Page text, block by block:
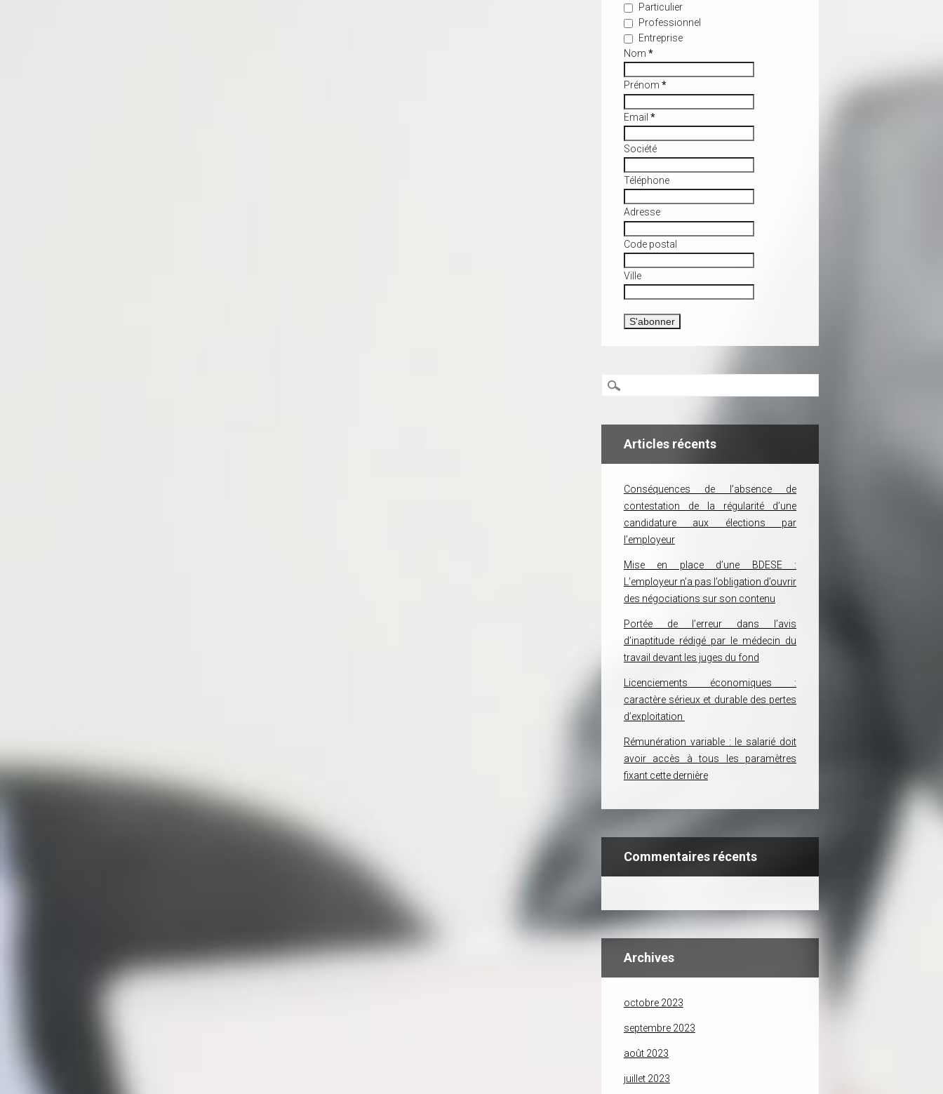
Particulier
Professionnel
Entreprise
Nom *
Prénom *
Email *
Société
Téléphone
Adresse
Code postal
Ville
Articles récents
Conséquences de l’absence de
contestation de la régularité d’une
candidature aux élections par
l’employeur
Mise en place d’une BDESE :
L’employeur n’a pas l’obligation d’ouvrir
des négociations sur son contenu
Portée de l’erreur dans l’avis
d’inaptitude rédigé par le médecin du
travail devant les juges du fond
Licenciements économiques :
caractère sérieux et durable des pertes
d’exploitation
Rémunération variable : le salarié doit
avoir accès à tous les paramètres
fixant cette dernière
Commentaires récents
Archives
octobre 2023
septembre 2023
août 2023
juillet 2023